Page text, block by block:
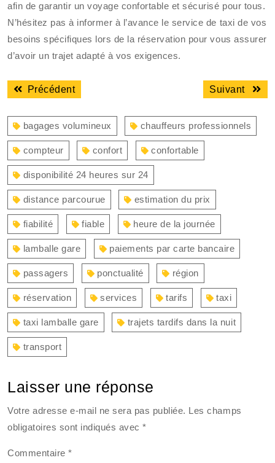
afin de garantir un voyage confortable et sécurisé pour tous.
N’hésitez pas à informer à l’avance le service de taxi de vos
besoins spécifiques lors de la réservation pour vous assurer
d’avoir un trajet adapté à vos exigences.
Navigation
de
l’article
PrécédentArticle
:
Suivant
:
bagages volumineux chauffeurs professionnels
compteur confort confortable
disponibilité 24 heures sur 24
distance parcourue estimation du prix
fiabilité fiable heure de la journée
lamballe gare paiements par carte bancaire
passagers ponctualité région
réservation services tarifs taxi
taxi lamballe gare trajets tardifs dans la nuit
transport
Laisser une réponse
Votre adresse e-mail ne sera pas publiée. Les champs
obligatoires sont indiqués avec*
Commentaire*